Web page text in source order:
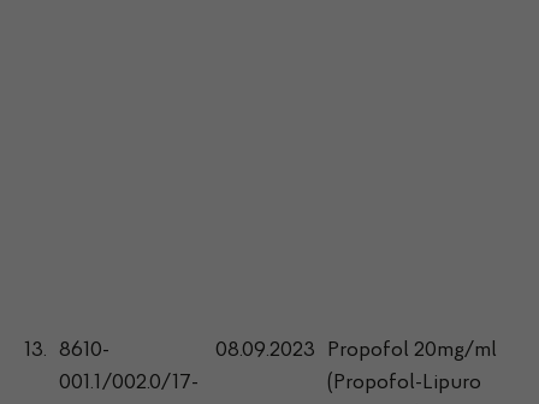
13.
8610-
001.1/002.0/17-
08.09.2023
Propofol 20mg/ml
(Propofol-Lipuro